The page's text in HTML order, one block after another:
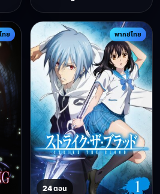
ทย พากย์ไทย
24 ตอน